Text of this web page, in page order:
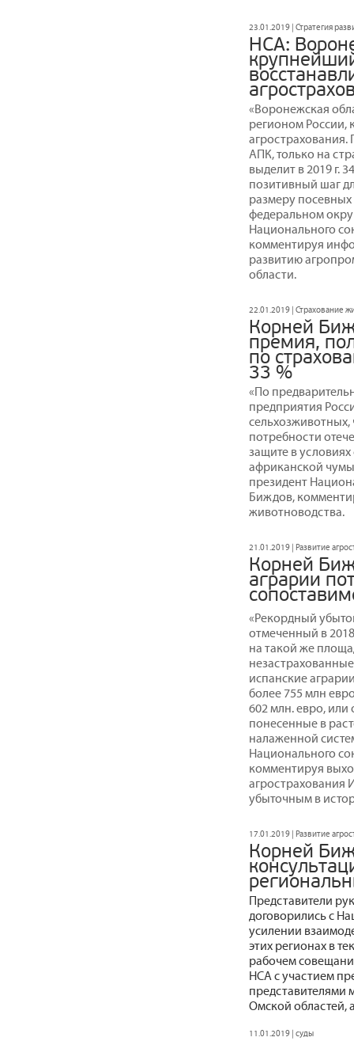
23.01.2019 | Стратегия
НСА:
«Воронежская
регионом России,
АПК, только на
выделит в 2019 г.
позитивный шаг
размеру
федеральном
Национального
комментируя
развитию
области.
22.01.2019 | Страхование
Корней
премия,
по
33 %
«По
предприятия
сельхозживотных,
потребности
защите в
африканской чумы
президент
Биждов,
животноводства.
21.01.2019 | Развитие
Корней
аграрии
«Рекордный
отмеченный в 2018
на такой же
испанские
более 755 млн
602 млн. евро, или
понесенные в
налаженной
Национального
комментируя
агрострахования
убыточным в
17.01.2019 | Развитие
Корней
Представители
договорились с
усилении
этих регионах в
рабочем
НСА с участием
представителями
Омской областей,
11.01.2019 | суды